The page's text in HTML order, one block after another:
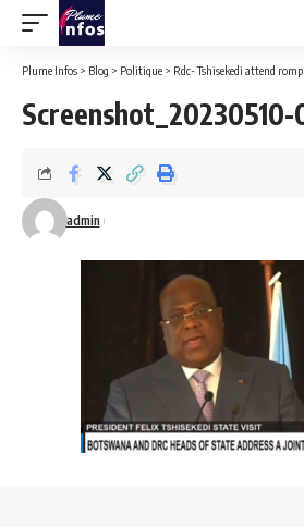
Plume Infos > Blog > Politique > Rdc- Tshisekedi attend rompre avec la force
admin